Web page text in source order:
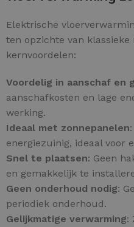
Elektrische
ten opzichte van
kernvoordelen:
Voordelig in aanschaf en
aanschafkosten en lage
werking.
Ideaal met zonnepanelen
energiezuinig, ideaal voor
Snel te plaatsen: Geen
en gemakkelijk te
Geen onderhoud nodig:
periodiek onderhoud.
Gelijkmatige verwarming: